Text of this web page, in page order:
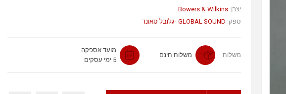
יצרן: Bowers & Wilkins
ספק: GLOBAL SOUND -גלובל סאונד
משלוח משלוח חינם
מועד אספקה
5 ימי עסקים